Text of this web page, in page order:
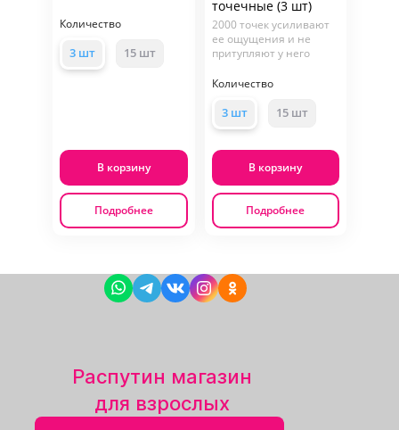
Количество
3 шт 15 шт
В корзину
Подробнее
точечные (3 шт)
2000 точек усиливают
ее ощущения и не
притупляют у него
Количество
3 шт 15 шт
В корзину
Подробнее
Распутин магазин
для взрослых